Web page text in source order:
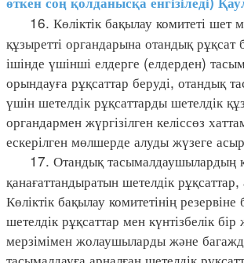
16. Көліктік бақылау комитеті шет
құзыретті органдарына отандық рұқсат
ішінде үшінші елдерге (елдерден)
орындауға рұқсаттар беруді, отандық
үшін шетелдік рұқсаттарды шетелдік
органдармен жүргізілген келіссөз
ескерілген мөлшерде алуды жүзеге
17. Отандық тасымалдаушылардың
қанағаттандыратын шетелдік
Көліктік бақылау комитетінің резервіне
шетелдік рұқсаттар мен күнтізбелік
мерзімімен жолаушыларды және